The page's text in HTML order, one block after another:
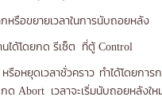
รือขยายเวลาในการนับถอยหลัง
นได้โดยกด รีเซ็ต ที่ตู้ Control
รือหยุดเวลาชั่วคราว ทำได้โดยก
ด Abort เวลาจะเริ่มนับถอยหลังให